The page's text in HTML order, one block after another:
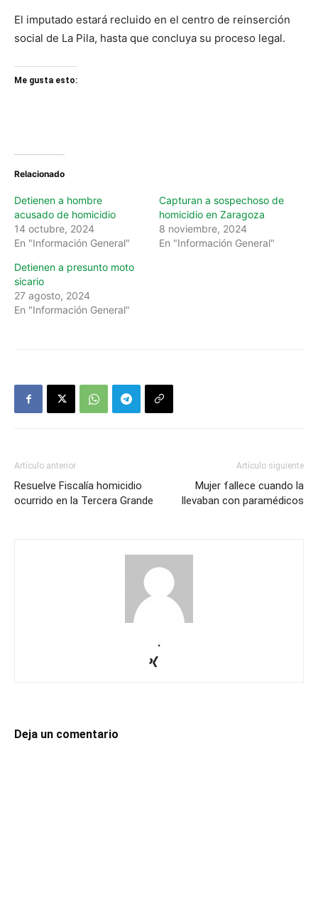
El imputado estará recluido en el centro de reinserción
social de La Pila, hasta que concluya su proceso legal.
Me gusta esto:
Relacionado
Detienen a hombre
acusado de homicidio
14 octubre, 2024
En "Información General"
Capturan a sospechoso de
homicidio en Zaragoza
8 noviembre, 2024
En "Información General"
Detienen a presunto moto
sicario
27 agosto, 2024
En "Información General"
Artículo anterior
Resuelve Fiscalía homicidio
ocurrido en la Tercera Grande
Artículo siguiente
Mujer fallece cuando la
llevaban con paramédicos
.
Deja un comentario